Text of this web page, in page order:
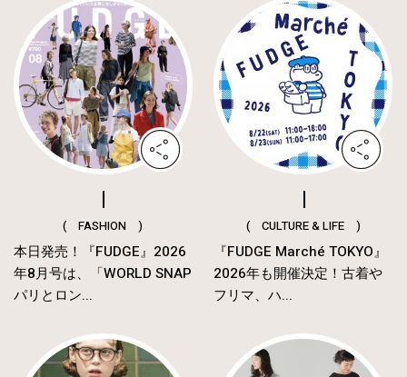
( FASHION )
本日発売！『FUDGE』2026
年8月号は、「WORLD SNAP
パリとロン...
( CULTURE & LIFE )
『FUDGE Marché TOKYO』
2026年も開催決定！古着や
フリマ、ハ...